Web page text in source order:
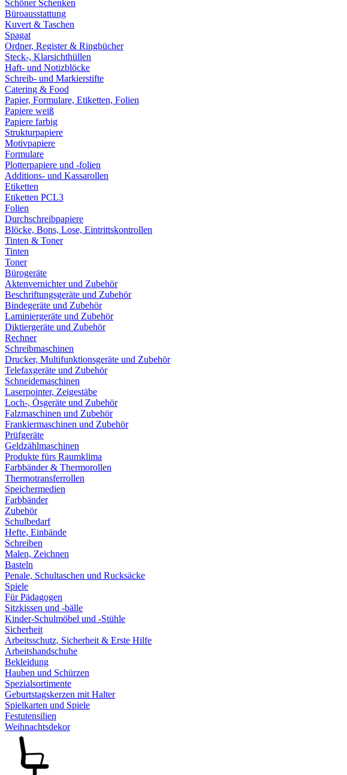
Schöner Schenken
Büroausstattung
Kuvert & Taschen
Spagat
Ordner, Register & Ringbücher
Steck-, Klarsichthüllen
Haft- und Notizblöcke
Schreib- und Markierstifte
Catering & Food
Papier, Formulare, Etiketten, Folien
Papiere weiß
Papiere farbig
Strukturpapiere
Motivpapiere
Formulare
Plotterpapiere und -folien
Additions- und Kassarollen
Etiketten
Etiketten PCL3
Folien
Durchschreibpapiere
Blöcke, Bons, Lose, Eintrittskontrollen
Tinten & Toner
Tinten
Toner
Bürogeräte
Aktenvernichter und Zubehör
Beschriftungsgeräte und Zubehör
Bindegeräte und Zubehör
Laminiergeräte und Zubehör
Diktiergeräte und Zubehör
Rechner
Schreibmaschinen
Drucker, Multifunktionsgeräte und Zubehör
Telefaxgeräte und Zubehör
Schneidemaschinen
Laserpointer, Zeigestäbe
Loch-, Ösgeräte und Zubehör
Falzmaschinen und Zubehör
Frankiermaschinen und Zubehör
Prüfgeräte
Geldzählmaschinen
Produkte fürs Raumklima
Farbbänder & Thermorollen
Thermotransferrollen
Speichermedien
Farbbänder
Zubehör
Schulbedarf
Hefte, Einbände
Schreiben
Malen, Zeichnen
Basteln
Penale, Schultaschen und Rucksäcke
Spiele
Für Pädagogen
Sitzkissen und -bälle
Kinder-Schulmöbel und -Stühle
Sicherheit
Arbeitsschutz, Sicherheit & Erste Hilfe
Arbeitshandschuhe
Bekleidung
Hauben und Schürzen
Spezialsortimente
Geburtstagskerzen mit Halter
Spielkarten und Spiele
Festutensilien
Weihnachtsdekor